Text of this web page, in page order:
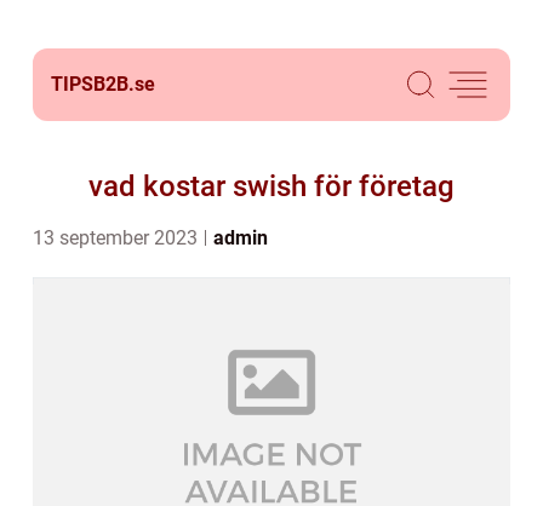
TIPSB2B.se
vad kostar swish för företag
13 september 2023 admin